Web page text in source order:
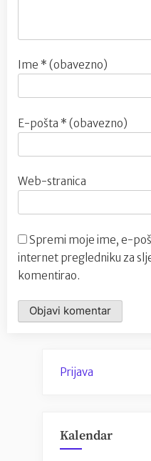
Ime * (obavezno)
E-pošta * (obavezno)
Web-stranica
Spremi moje ime, e-
internet pregledniku za
komentirao.
Prijava
Kalendar